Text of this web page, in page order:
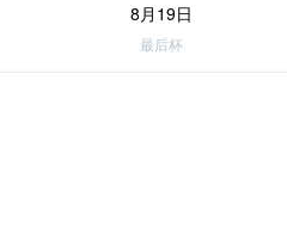
8月19日
最后杯